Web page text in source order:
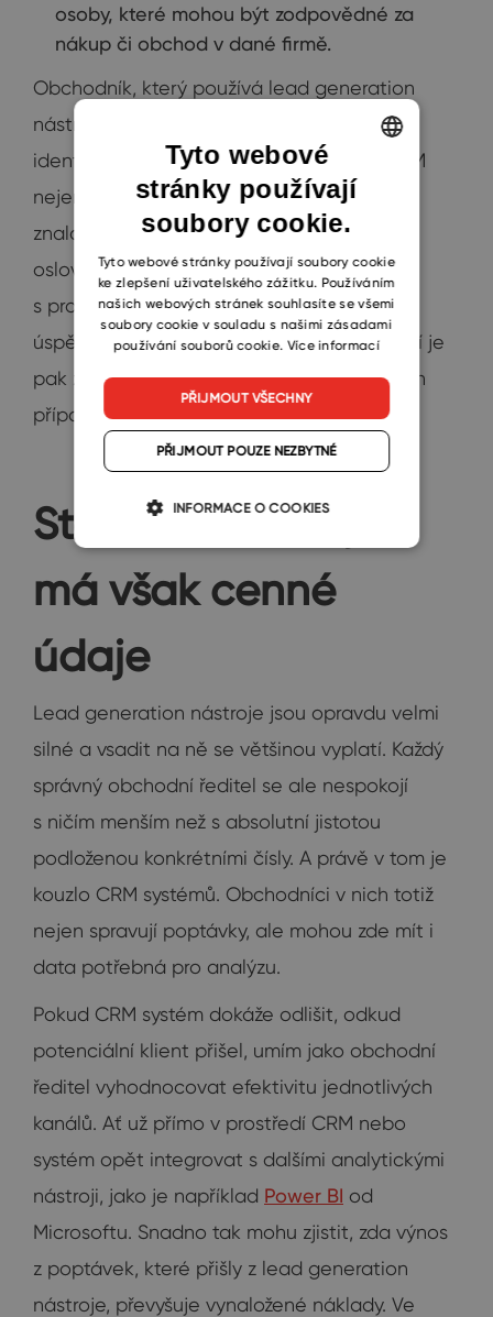
osoby, které mohou být zodpovědné za
nákup či obchod v dané firmě.
Obchodník, který používá lead generation
nástroje, nové příležitosti nevytváří, ale
identifikuje. S takovým nástrojem má v CRM
nejen zásobárnu poptávek, ale vybavený
znalostmi o potenciálních zákaznících také
oslovuje mnohem víc leadů
s pravděpodobným zájmem. Statistická
úspěšnost takových obchodních příležitostí je
pak zpravidla mnohem vyšší než v ostatních
případech.
Statistika nuda je,
má však cenné
údaje
Lead generation nástroje jsou opravdu velmi
silné a vsadit na ně se většinou vyplatí. Každý
správný obchodní ředitel se ale nespokojí
s ničím menším než s absolutní jistotou
podloženou konkrétními čísly. A právě v tom je
kouzlo CRM systémů. Obchodníci v nich totiž
nejen spravují poptávky, ale mohou zde mít i
data potřebná pro analýzu.
Pokud CRM systém dokáže odlišit, odkud
potenciální klient přišel, umím jako obchodní
ředitel vyhodnocovat efektivitu jednotlivých
kanálů. Ať už přímo v prostředí CRM nebo
systém opět integrovat s dalšími analytickými
nástroji, jako je například Power BI od
Microsoftu. Snadno tak mohu zjistit, zda výnos
z poptávek, které přišly z lead generation
nástroje, převyšuje vynaložené náklady. Ve
ENGLISH
CZECH
SLOVAK
Tyto webové
stránky používají
soubory cookie.
Tyto webové stránky používají soubory cookie
ke zlepšení uživatelského zážitku. Používáním
našich webových stránek souhlasíte se všemi
soubory cookie v souladu s našimi zásadami
používání souborů cookie. Více informací
PŘIJMOUT VŠECHNY
PŘIJMOUT POUZE NEZBYTNÉ
INFORMACE O COOKIES